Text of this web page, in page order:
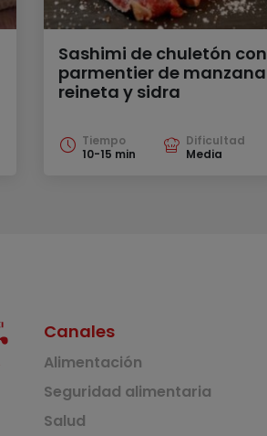
Sashimi de chuletón con
parmentier de manzana
reineta y sidra
Tiempo
10-15 min
Dificultad
Media
Canales
Alimentación
Seguridad alimentaria
Salud